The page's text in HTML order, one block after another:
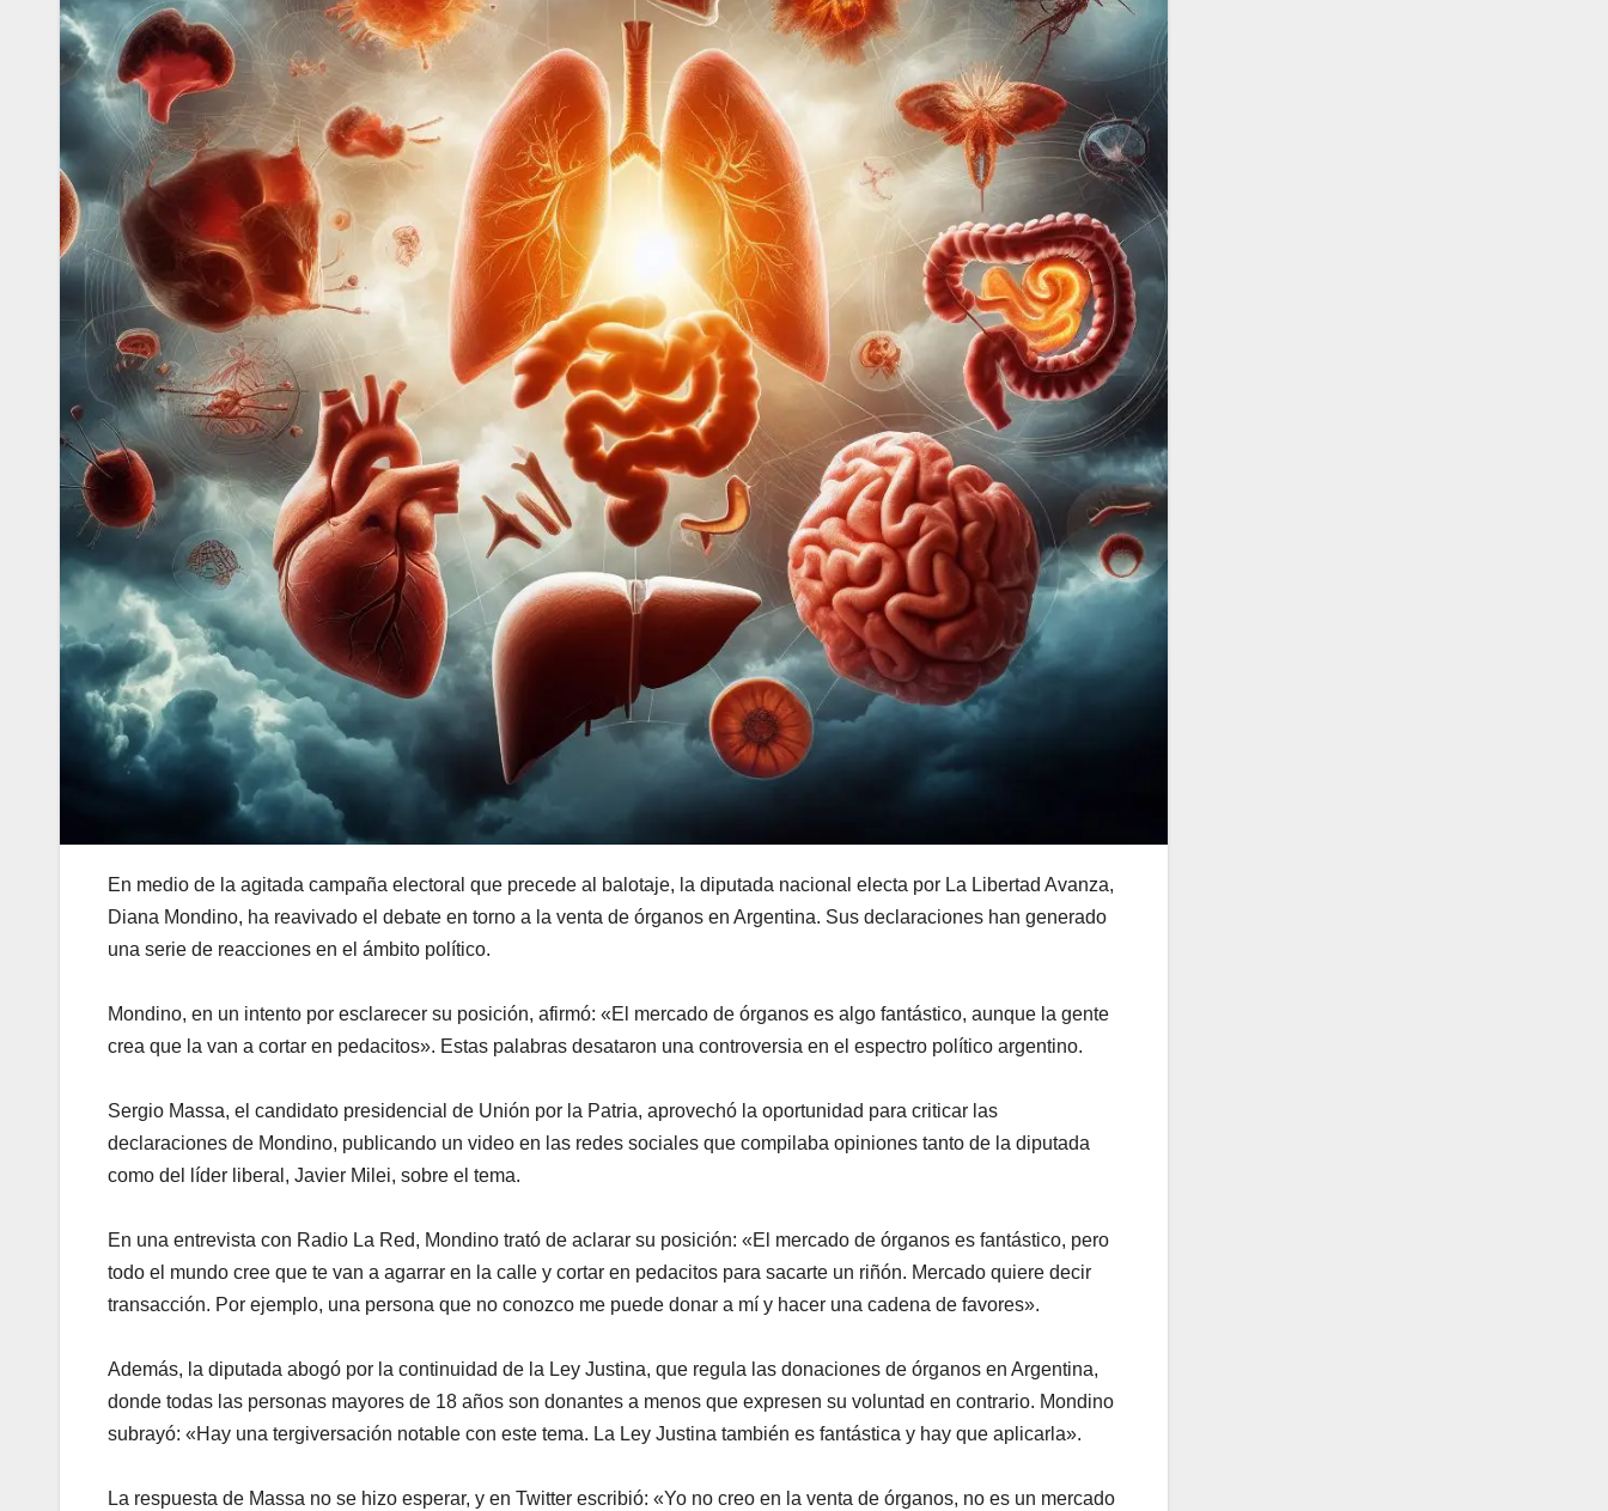
En medio de la agitada campaña electoral que precede al balotaje, la diputada nacional electa por La Libertad Avanza,
Diana Mondino, ha reavivado el debate en torno a la venta de órganos en Argentina. Sus declaraciones han generado
una serie de reacciones en el ámbito político.
Mondino, en un intento por esclarecer su posición, afirmó: «El mercado de órganos es algo fantástico, aunque la gente
crea que la van a cortar en pedacitos». Estas palabras desataron una controversia en el espectro político argentino.
Sergio Massa, el candidato presidencial de Unión por la Patria, aprovechó la oportunidad para criticar las
declaraciones de Mondino, publicando un video en las redes sociales que compilaba opiniones tanto de la diputada
como del líder liberal, Javier Milei, sobre el tema.
En una entrevista con Radio La Red, Mondino trató de aclarar su posición: «El mercado de órganos es fantástico, pero
todo el mundo cree que te van a agarrar en la calle y cortar en pedacitos para sacarte un riñón. Mercado quiere decir
transacción. Por ejemplo, una persona que no conozco me puede donar a mí y hacer una cadena de favores».
Además, la diputada abogó por la continuidad de la Ley Justina, que regula las donaciones de órganos en Argentina,
donde todas las personas mayores de 18 años son donantes a menos que expresen su voluntad en contrario. Mondino
subrayó: «Hay una tergiversación notable con este tema. La Ley Justina también es fantástica y hay que aplicarla».
La respuesta de Massa no se hizo esperar, y en Twitter escribió: «Yo no creo en la venta de órganos, no es un mercado